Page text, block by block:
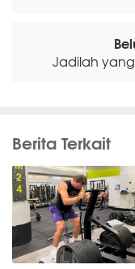
Jadilah
Berita Terkait